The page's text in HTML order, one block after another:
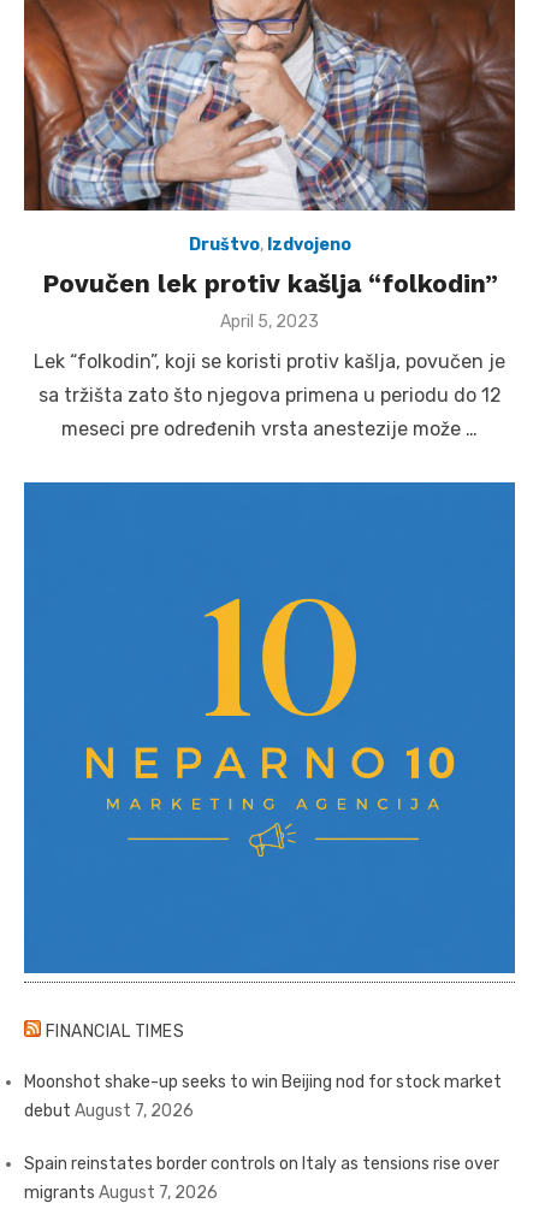
Društvo, Izdvojeno
Povučen lek protiv kašlja “folkodin”
Posted
April 5, 2023
Lek “folkodin”, koji se koristi protiv kašlja, povučen je
sa tržišta zato što njegova primena u periodu do 12
meseci pre određenih vrsta anestezije može …
FINANCIAL TIMES
Moonshot shake-up seeks to win Beijing nod for stock market
debut August 7, 2026
Spain reinstates border controls on Italy as tensions rise over
migrants August 7, 2026